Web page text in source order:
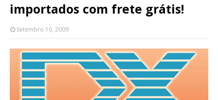
importados com frete grátis!
Setembro 10, 2009